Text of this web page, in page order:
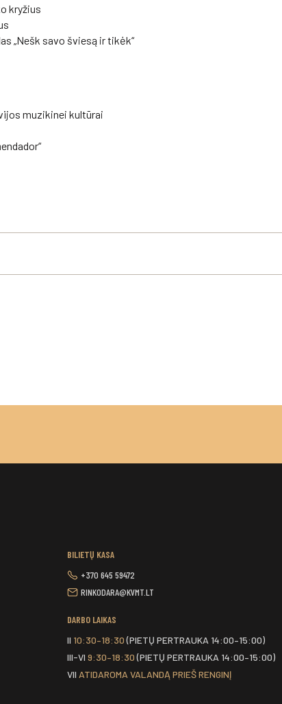
kryžius
„Nešk savo šviesą ir tikėk“
muzikinei kultūrai
BILIETŲ KASA
+370 645 59472
RINKODARA@KVMT.LT
DARBO LAIKAS
II 10:30–18:30(PIETŲ PERTRAUKA 14:00–15:00)
III-VI 9:30–18:30(PIETŲ PERTRAUKA 14:00–15:00)
VII ATIDAROMA VALANDĄ PRIEŠ RENGINĮ